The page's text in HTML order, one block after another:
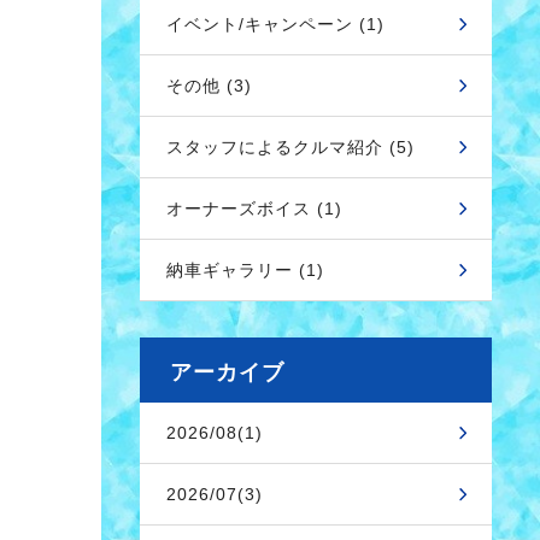
イベント/キャンペーン (1)
その他 (3)
スタッフによるクルマ紹介 (5)
オーナーズボイス (1)
納車ギャラリー (1)
アーカイブ
2026/08(1)
2026/07(3)